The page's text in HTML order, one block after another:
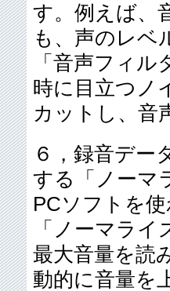
す。例えば、
も、声のレベ
「音声フィ
時に目立つノ
カットし、音
６，録音デー
する「ノーマ
PCソフトを
「ノーマラ
最大音量を読
動的に音量を